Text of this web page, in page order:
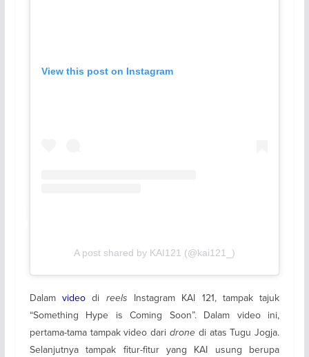
View this post on Instagram
A post shared by KAI121 (@kai121_)
Dalamvideo di reels Instagram KAI 121, tampak tajuk
“Something Hype is Coming Soon”. Dalam video ini,
pertama-tama tampak video dari drone di atas Tugu Jogja.
Selanjutnya tampak fitur-fitur yang KAI usung berupa